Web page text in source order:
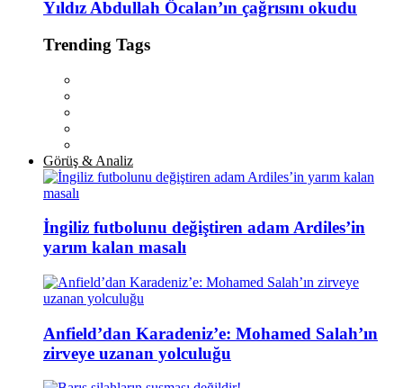
Yıldız Abdullah Öcalan’ın çağrısını okudu
Trending Tags
Görüş & Analiz
İngiliz futbolunu değiştiren adam Ardiles’in
yarım kalan masalı
Anfield’dan Karadeniz’e: Mohamed Salah’ın
zirveye uzanan yolculuğu